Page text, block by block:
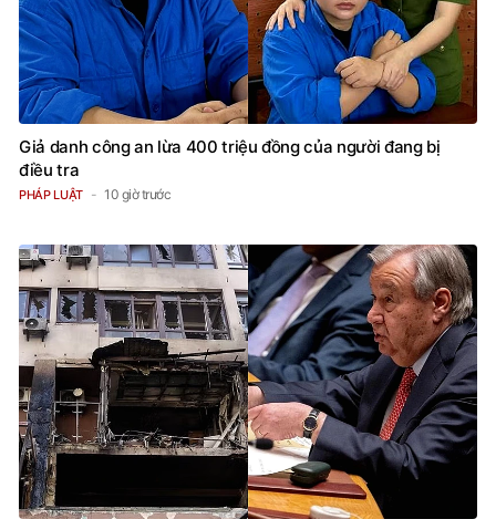
Giả danh công an lừa 400 triệu đồng của người đang bị
điều tra
PHÁP LUẬT 10 giờ trước